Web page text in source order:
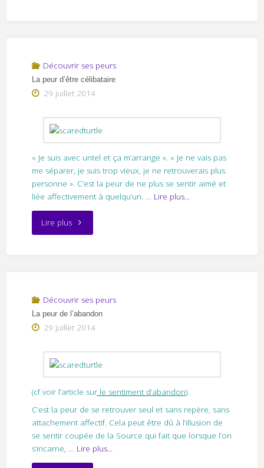
Découvrir ses peurs
La peur d’être célibataire
29 juillet 2014
« Je suis avec untel et ça m’arrange ». « Je ne vais pas
me séparer, je suis trop vieux, je ne retrouverais plus
personne ». C’est la peur de ne plus se sentir aimé et
liée affectivement à quelqu’un. … Lire plus...
Lire plus"La
Découvrir ses peurs
La peur de l’abandon
29 juillet 2014
(cf voir l’article surle sentiment d’abandon).
C’est la peur de se retrouver seul et sans repère, sans
attachement affectif. Cela peut être dû à l’illusion de
se sentir coupée de la Source qui fait que lorsque l’on
s’incarne, … Lire plus...